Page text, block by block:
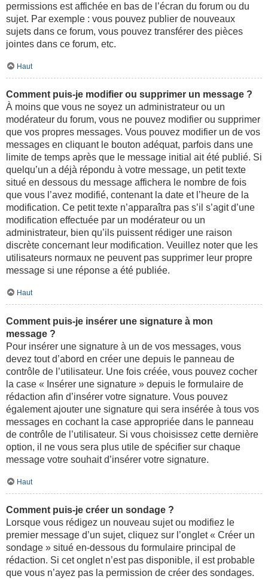
permissions est affichée en bas de l’écran du forum ou du
sujet. Par exemple : vous pouvez publier de nouveaux
sujets dans ce forum, vous pouvez transférer des pièces
jointes dans ce forum, etc.
Haut
Comment puis-je modifier ou supprimer un message ?
À moins que vous ne soyez un administrateur ou un
modérateur du forum, vous ne pouvez modifier ou supprimer
que vos propres messages. Vous pouvez modifier un de vos
messages en cliquant le bouton adéquat, parfois dans une
limite de temps après que le message initial ait été publié. Si
quelqu’un a déjà répondu à votre message, un petit texte
situé en dessous du message affichera le nombre de fois
que vous l’avez modifié, contenant la date et l’heure de la
modification. Ce petit texte n’apparaîtra pas s’il s’agit d’une
modification effectuée par un modérateur ou un
administrateur, bien qu’ils puissent rédiger une raison
discrète concernant leur modification. Veuillez noter que les
utilisateurs normaux ne peuvent pas supprimer leur propre
message si une réponse a été publiée.
Haut
Comment puis-je insérer une signature à mon
message ?
Pour insérer une signature à un de vos messages, vous
devez tout d’abord en créer une depuis le panneau de
contrôle de l’utilisateur. Une fois créée, vous pouvez cocher
la case « Insérer une signature » depuis le formulaire de
rédaction afin d’insérer votre signature. Vous pouvez
également ajouter une signature qui sera insérée à tous vos
messages en cochant la case appropriée dans le panneau
de contrôle de l’utilisateur. Si vous choisissez cette dernière
option, il ne vous sera plus utile de spécifier sur chaque
message votre souhait d’insérer votre signature.
Haut
Comment puis-je créer un sondage ?
Lorsque vous rédigez un nouveau sujet ou modifiez le
premier message d’un sujet, cliquez sur l’onglet « Créer un
sondage » situé en-dessous du formulaire principal de
rédaction. Si cet onglet n’est pas disponible, il est probable
que vous n’ayez pas la permission de créer des sondages.